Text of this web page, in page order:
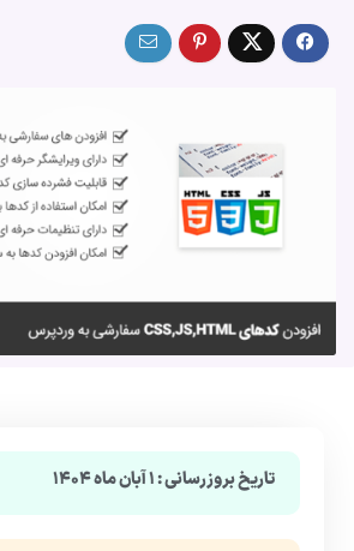
تاریخ بروزرسانی : ۱ آبان ماه ۱۴۰۴